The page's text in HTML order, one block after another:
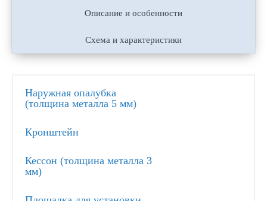
Описание и особенности
Схема и характеристики
Наружная опалубка
(толщина металла 5 мм)
Кронштейн
Кессон (толщина металла 3
мм)